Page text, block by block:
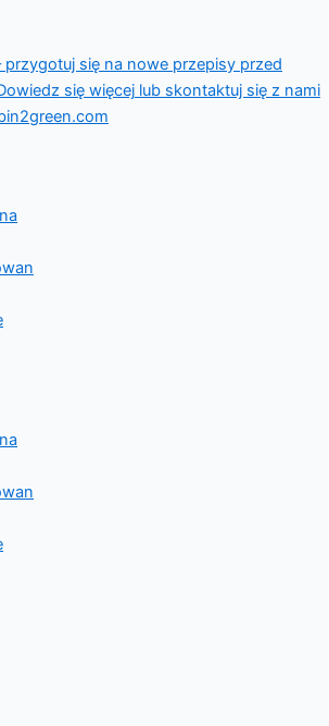
przygotuj się na nowe przepisy przed
się więcej lub skontaktuj się z nami